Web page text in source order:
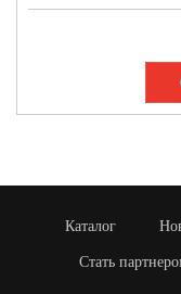
Каталог
Стать